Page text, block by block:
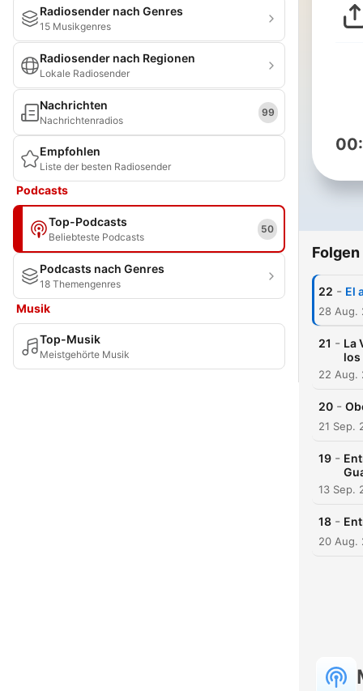
Radiosender nach Genres
15 Musikgenres
Radiosender nach Regionen
Lokale Radiosender
Nachrichten
Nachrichtenradios
99
Empfohlen
Liste der besten Radiosender
Podcasts
Top-Podcasts
Beliebteste Podcasts
50
Podcasts nach Genres
18 Themengenres
Musik
Top-Musik
Meistgehörte Musik
Folgen
22 - El
28 Aug.
21 - La
los
22 Aug.
20 -
21 Sep.
19 -
13 Sep.
18 -
20 Aug.